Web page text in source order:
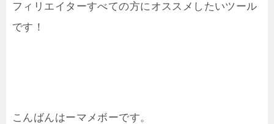
フィリエイターすべての方にオススメしたいツール
です！
こんばんはーマメボーです。